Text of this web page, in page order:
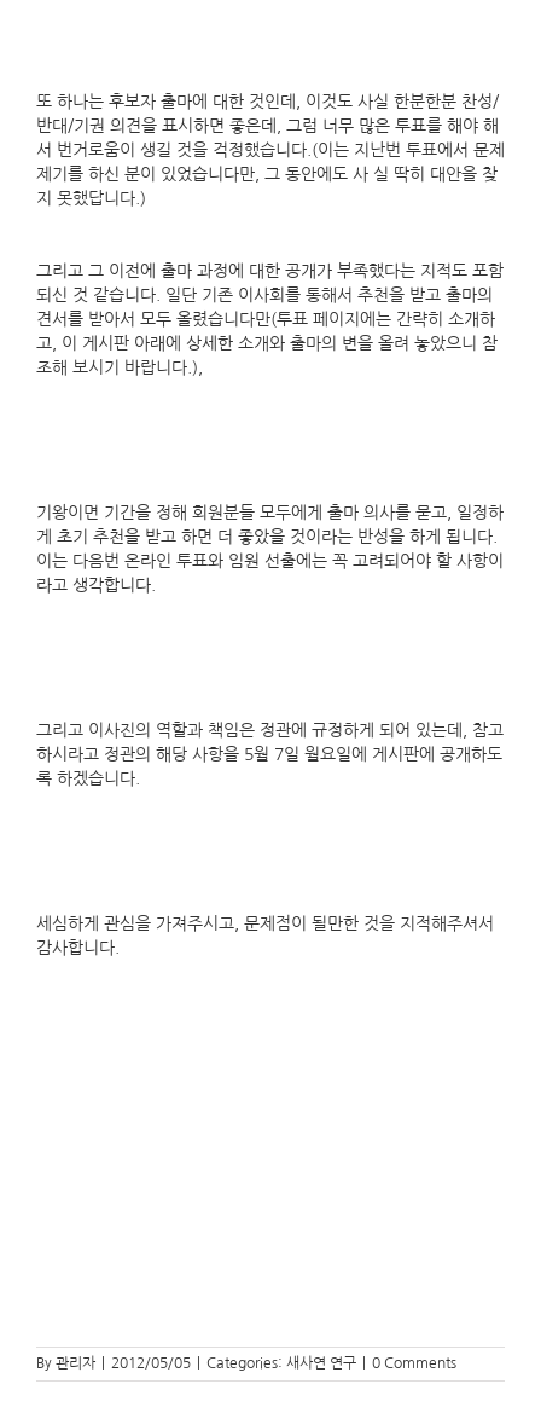
또 하나는 후보자 출마에 대한 것인데, 이것도 사실 한분한분 찬성/
반대/기권 의견을 표시하면 좋은데, 그럼 너무 많은 투표를 해야 해
서 번거로움이 생길 것을 걱정했습니다.(이는 지난번 투표에서 문제
제기를 하신 분이 있었습니다만, 그 동안에도 사 실 딱히 대안을 찾
지 못했답니다.)
그리고 그 이전에 출마 과정에 대한 공개가 부족했다는 지적도 포함
되신 것 같습니다. 일단 기존 이사회를 통해서 추천을 받고 출마의
견서를 받아서 모두 올렸습니다만(투표 페이지에는 간략히 소개하
고, 이 게시판 아래에 상세한 소개와 출마의 변을 올려 놓았으니 참
조해 보시기 바랍니다.),
기왕이면 기간을 정해 회원분들 모두에게 출마 의사를 묻고, 일정하
게 초기 추천을 받고 하면 더 좋았을 것이라는 반성을 하게 됩니다.
이는 다음번 온라인 투표와 임원 선출에는 꼭 고려되어야 할 사항이
라고 생각합니다.
그리고 이사진의 역할과 책임은 정관에 규정하게 되어 있는데, 참고
하시라고 정관의 해당 사항을 5월 7일 월요일에 게시판에 공개하도
록 하겠습니다.
세심하게 관심을 가져주시고, 문제점이 될만한 것을 지적해주셔서
감사합니다.
By 관리자 2012/05/05 Categories: 새사연 연구 0 Comments